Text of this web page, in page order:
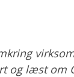
og læst om